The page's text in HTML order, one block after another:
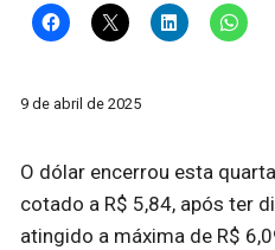
9 de abril de 2025
O dólar encerrou esta
cotado a R$ 5,84, após ter
atingido a máxima de R$